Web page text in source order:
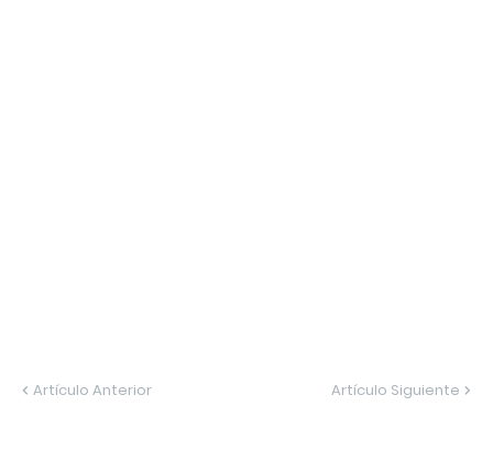
Artículo Anterior Artículo Siguiente